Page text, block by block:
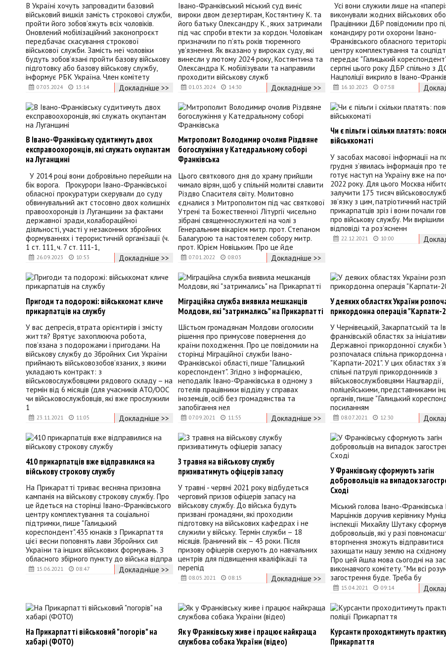
07.03.2024 13:14
В Україні хочуть запровадити базовий
військовий вишкіл замість строкової служби,
пройти його зобов’яжуть всіх чоловіків.
Оновлений мобілізаційний законопроєкт
передбачає скасування строкової
військової служби. Замість неї чоловіки
будуть зобов’язані пройти базову військову
підготовку або базову військову службу,
інформує РБК Україна. Член комітету
Докладніше >>
01.03.2024 14:30
Івано-Франківський міський суд виніс
вироки двом дезертирам, Костянтину К. та
його батьку Олександру К., яких затримали
під час спроби втекти за кордон. Чоловікам
призначили по п’ять років тюремного
ув’язнення. Як вказано у вироках суду, які
винесли у лютому 2024 року, Костянтина та
Олександра К. мобілізували та направили
проходити військову служб
Докладніше >>
16.10.2023 07:58
Усі вони служили лише на
виконували жодних військових
Працівники ДБР повідомили про
командиру роти охорони Івано-
Франківського обласного
центру комплектування та
передає "Галицький
серпні цього року ДБР спільно з
Нацполіції викрило в Івано-
26.09.2023 10:53
В Івано-Франківську судитимуть двох
експравоохоронців, які служать окупантам
на Луганщині
У 2014 році вони добровільно перейшли на
бік ворога. Прокурори Івано-Франківської
обласної прокуратури скерували до суду
обвинувальний акт стосовно двох колишніх
правоохоронців із Луганщини за фактами
державної зради, колабораційної
діяльності, участі у незаконних збройних
формуваннях і терористичній організації (ч.
1 ст. 111, ч. 7 ст. 111-1,
Докладніше >>
07.01.2022 08:03
Митрополит Володимир очолив Різдвяне
богослужіння у Катедральному соборі
Франківська
Цього святкового дня до храму прийшли
чимало вірян, щоб у спільній молитві славити
Різдво Спасителя світу. Молитовно
єдналися з Митрополитом під час святкової
Утрені та Божественної Літургії чисельно
зібрані священнослужителі на чолі з
Генеральним вікарієм митр. прот. Степаном
Балагурою та настоятелем собору митр.
прот. Юрієм Новіцьким. Про це йде
Докладніше >>
22.12.2021 10:00
Чи є пільги і скільки платять:
військкоматі
У засобах масової інформації на
грудня з’явилась інформація про
готує наступ на Україну вже на
2022 року. Для цього Москва
залучити 175 тисяч
зв’язку з цим, патріотичний
прикарпатців зріз і вони почали
про військову службу. Ми
відповіді та роз’ясненн
23.11.2021 11:05
Пригоди та подорожі: військкомат кличе
прикарпатців на службу
У вас депресія, втрата орієнтирів і змісту
життя? Врятує захоплююча робота,
пов’язана з подорожами і пригодами. На
військову службу до Збройних Сил України
приймають військовозобов’язаних, з якими
укладають контракт: з
військовослужбовцями рядового складу – на
термін від 6 місяців (для учасників АТО/ООС
чи військовослужбовців, які вже прослужили
1
Докладніше >>
07.09.2021 11:55
Міграційна служба виявила мешканців
Молдови, які "затримались" на Прикарпатті
Шістьом громадянам Молдови оголосили
рішення про примусове повернення до
країни походження. Про це повідомили на
сторінці Міграційної служби Івано-
Франківської області, пише "Галицький
кореспондент". Згідно з інформацією,
неподалік Івано-Франківська в одному з
готелів працівники відділу у справах
іноземців, осіб без громадянства та
запобігання нел
Докладніше >>
08.07.2021 12:30
У деяких областях України
прикордонна операція "Карпати-
У Чернівецькій, Закарпатській та
франківській областях за ініціативи
Державної прикордонної служби
розпочалася спільна прикордонна
"Карпати-2021". У цих областях
спільні патрулі прикордонників з
військовослужбовцями Нацгвардії,
поліцейськими, представниками
органів, пише "Галицький
посиланням
15.06.2021 08:47
410 прикарпатців вже відправилися на
військову строкову службу
На Прикаратті триває весняна призовна
кампанія на військову строкову службу. Про
це йдеться на сторінці Івано-Франківського
центру комплектування та соціальної
підтримки, пише "Галицький
кореспондент".435 юнаків з Прикарпаття
цієї весни поповнять лави Збройних сил
України та інших військових формувань. З
обласного збірного пункту до війська відпра
Докладніше >>
08.05.2021 08:15
З травня на військову службу
призиватимуть офіцерів запасу
У травні - червні 2021 року відбудеться
черговий призов офіцерів запасу на
військову службу. До війська будуть
призвані громадяни, які проходили
підготовку на військових кафедрах і не
служили у війську. Термін служби – 18
місяців. Граничний вік – 43 роки. Після
призову офіцерів скерують до навчальних
центрів для підвищення кваліфікації та
перепід
Докладніше >>
15.04.2021 09:14
У Франківську сформують загін
добровольців на випадок
Сході
Міський голова Івано-Франківська
Марцінків доручив керівнику
інспекції Михайлу Шутаку
добровольців, які у разі
вторгнення зможуть відправитися
захищати нашу землю на східному
Про цей йшла мова сьогодні на
виконавчого комітету. "Ми всі
загострення буде. Треба бу
На Прикарпатті військовий "погорів" на
хабарі (ФОТО)
Як у Франківську живе і працює найкраща
службова собака України (відео)
Курсанти проходитимуть практику
Прикарпаття